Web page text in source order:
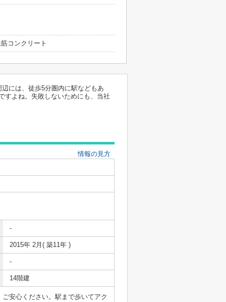
コンクリート
には、徒歩5分圏内に駅などもあ
すよね。失敗しないためにも、当社
情報の見方
-
2015年 2月( 築11年 )
-
14階建
安心ください。駅まで歩いてアク